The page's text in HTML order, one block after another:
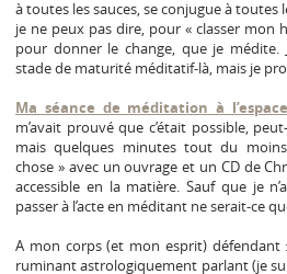
à toutes les sauces, se conjugue à
je ne peux pas dire, pour « classer mon
pour donner le change, que je médite.
stade de maturité méditatif-là, mais je
Ma séance de méditation à
m’avait prouvé que c’était possible,
mais quelques minutes tout du
chose » avec un ouvrage et un CD de
accessible en la matière. Sauf que je
passer à l’acte en méditant ne serait-ce
A mon corps (et mon esprit)
ruminant astrologiquement parlant (je